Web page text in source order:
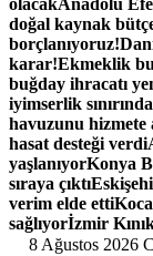
olacakAnadolu
doğal kaynak
borçlanıyoruz!
karar!Ekmeklik
buğday ihracatı
iyimserlik
havuzunu hizmete
hasat desteği verdi
yaşlanıyorKonya
sıraya çıktı
verim elde etti
sağlıyorİzmir
8 Ağustos 2026